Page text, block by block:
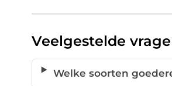
Veelgestelde
Welke soorten